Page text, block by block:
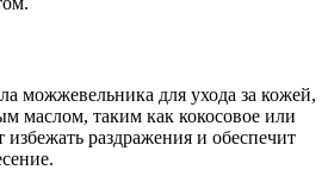
можжевельника для ухода за кожей,
маслом, таким как кокосовое или
раздражения и обеспечит